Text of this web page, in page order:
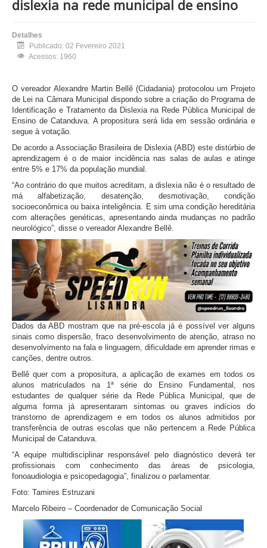
dislexia na rede municipal de ensino
Detalhes
Publicado: 02 Fevereiro 2021
Acessos: 1960
O vereador Alexandre Martin Bellê (Cidadania) protocolou um Projeto
de Lei na Câmara Municipal dispondo sobre a criação do Programa de
Identificação e Tratamento da Dislexia na Rede Pública Municipal de
Ensino de Catanduva. A propositura será lida em sessão ordinária e
segue à votação.
De acordo a Associação Brasileira de Dislexia (ABD) este distúrbio de
aprendizagem é o de maior incidência nas salas de aulas e atinge
entre 5% e 17% da população mundial.
“Ao contrário do que muitos acreditam, a dislexia não é o resultado de
má alfabetização, desatenção, desmotivação, condição
socioeconômica ou baixa inteligência. E sim uma condição hereditária
com alterações genéticas, apresentando ainda mudanças no padrão
neurológico”, disse o vereador Alexandre Bellê.
Dados da ABD mostram que na pré-escola já é possível ver alguns
sinais como dispersão, fraco desenvolvimento de atenção, atraso no
desenvolvimento na fala e linguagem, dificuldade em aprender rimas e
canções, dentre outros.
Bellê quer com a propositura, a aplicação de exames em todos os
alunos matriculados na 1ª série do Ensino Fundamental, nos
estudantes de qualquer série da Rede Pública Municipal, que de
alguma forma já apresentaram sintomas ou graves indícios do
transtorno de aprendizagem e em todos os alunos admitidos por
transferência de outras escolas que não pertencem a Rede Pública
Municipal de Catanduva.
“A equipe multidisciplinar responsável pelo diagnóstico deverá ter
profissionais com conhecimento das áreas de psicologia,
fonoaudiologia e psicopedagogia”, finalizou o parlamentar.
Foto: Tamires Estruzani
Marcelo Ribeiro – Coordenador de Comunicação Social